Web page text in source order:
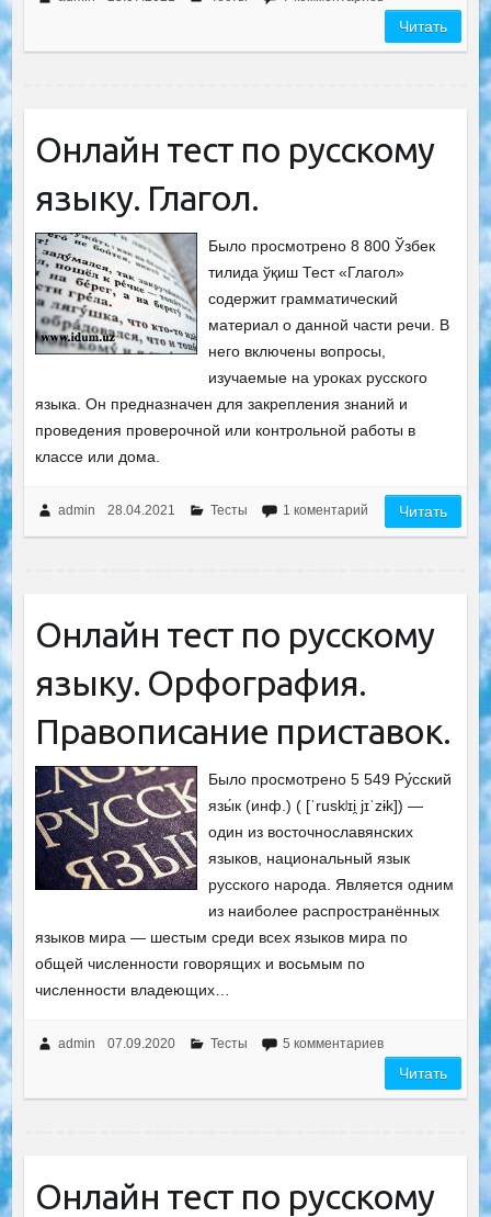
Читать
Онлайн тест по русскому
языку. Глагол.
Было просмотрено 8 800 Ўзбек
тилида ўқиш Тест «Глагол»
содержит грамматический
материал о данной части речи. В
него включены вопросы,
изучаемые на уроках русского
языка. Он предназначен для закрепления знаний и
проведения проверочной или контрольной работы в
классе или дома.
admin 28.04.2021 Тесты 1 коментарий Читать
Онлайн тест по русскому
языку. Орфография.
Правописание приставок.
Было просмотрено 5 549 Ру́сский
язы́к (инф.) ( [ˈruskʲɪi̯ jɪˈzɨk]) —
один из восточнославянских
языков, национальный язык
русского народа. Является одним
из наиболее распространённых
языков мира — шестым среди всех языков мира по
общей численности говорящих и восьмым по
численности владеющих…
admin 07.09.2020 Тесты 5 комментариев
Читать
Онлайн тест по русскому